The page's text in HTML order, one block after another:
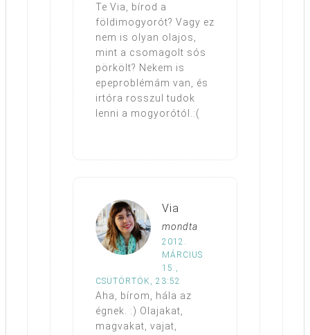
Te Via, bírod a
földimogyorót? Vagy ez
nem is olyan olajos,
mint a csomagolt sós
pörkölt? Nekem is
epeproblémám van, és
irtóra rosszul tudok
lenni a mogyorótól.:(
Via
mondta
2012.
MÁRCIUS
15.,
CSÜTÖRTÖK, 23:52
Aha, bírom, hála az
égnek. :) Olajakat,
magvakat, vajat,